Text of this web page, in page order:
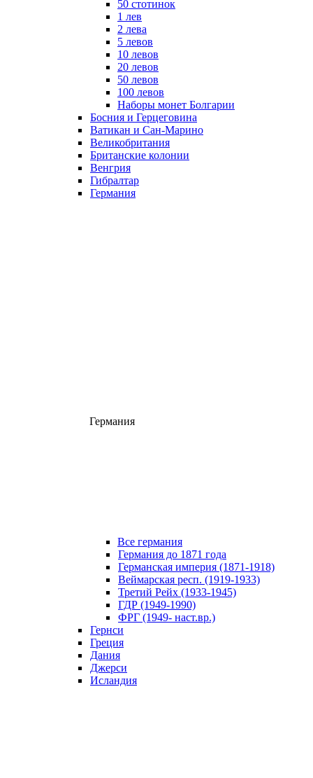
50 стотинок
1 лев
2 лева
5 левов
10 левов
20 левов
50 левов
100 левов
Наборы монет Болгарии
Босния и Герцеговина
Ватикан и Сан-Марино
Великобритания
Британские колонии
Венгрия
Гибралтар
Германия
Германия
Все германия
Германия до 1871 года
Германская империя (1871-1918)
Веймарская респ. (1919-1933)
Третий Рейх (1933-1945)
ГДР (1949-1990)
ФРГ (1949- наст.вр.)
Гернси
Греция
Дания
Джерси
Исландия